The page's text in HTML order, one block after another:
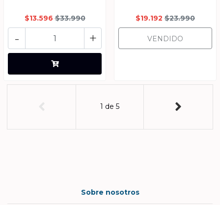
$13.596 $33.990
+
-
$19.192 $23.990
VENDIDO
1 de 5
Sobre nosotros